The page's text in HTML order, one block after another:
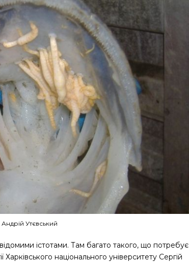
Утєвський
істотами. Там багато такого, що потребує
національного університету Сергій